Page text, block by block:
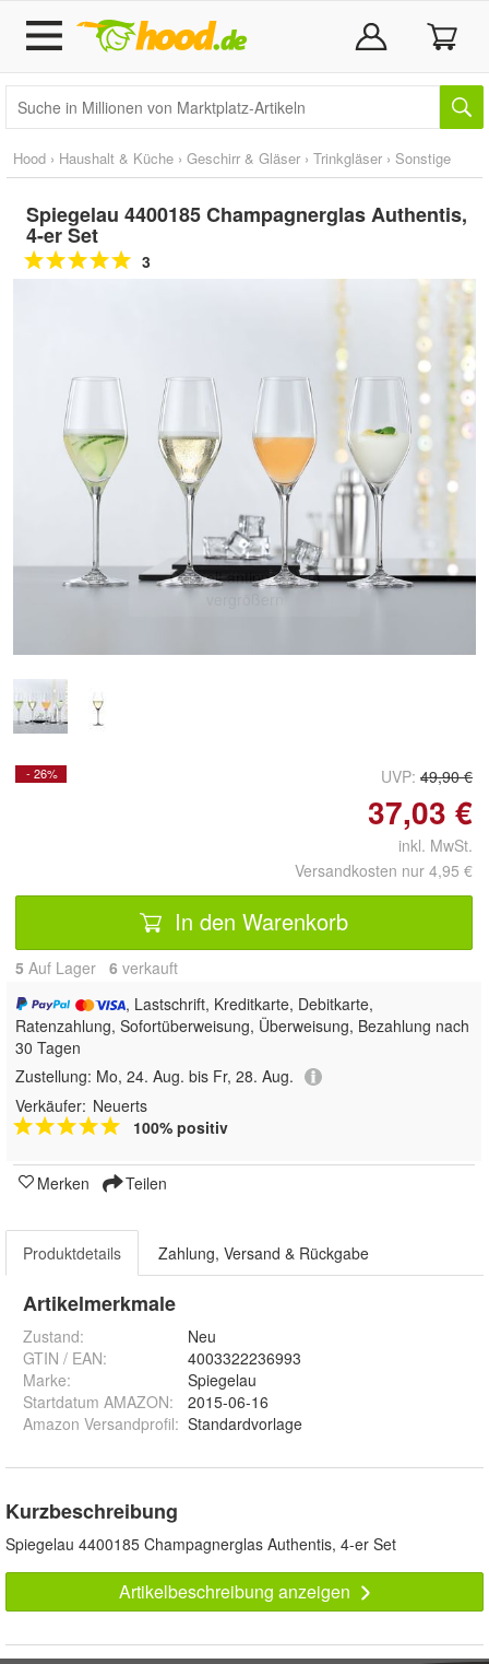
Hood › Haushalt & Küche › Geschirr & Gläser › Trinkgläser › Sonstige
Spiegelau 4400185 Champagnerglas Authentis,
4-er Set
3
Doppelt antippen zum
vergrößern
- 26% UVP: 49,90 €
37,03 €
inkl. MwSt.
Versandkosten nur 4,95 €
In den Warenkorb
5 Auf Lager 6 verkauft
, Lastschrift, Kreditkarte, Debitkarte,
Ratenzahlung, Sofortüberweisung, Überweisung, Bezahlung nach
30 Tagen
Zustellung: Mo, 24. Aug. bis Fr, 28. Aug.
Verkäufer: Neuerts
100% positiv
Merken Teilen
Produktdetails Zahlung, Versand & Rückgabe
Artikelmerkmale
Zustand:
Neu
GTIN / EAN:
4003322236993
Marke:
Spiegelau
Startdatum AMAZON:
2015-06-16
Amazon Versandprofil: Standardvorlage
Kurzbeschreibung
Spiegelau 4400185 Champagnerglas Authentis, 4-er Set
Artikelbeschreibung anzeigen